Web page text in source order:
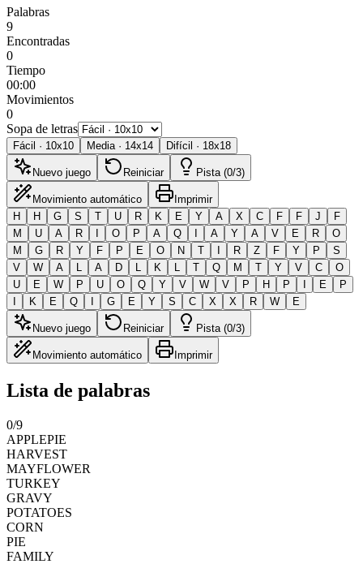
Palabras
9
Encontradas
0
Tiempo
00:00
Movimientos
0
Sopa de letras
Fácil · 10x10 Media · 14x14 Difícil · 18x18
Nuevo juego Reiniciar Pista (0/3)
Movimiento automático
Imprimir
H
H G S T U R K E Y A X C F F J
F
M
U A R I O P A Q I A Y A V E R
O
M
G R Y F P E O N T I R Z F Y P
S
V
W A L A D L K L T Q M T Y V C
O
U
E W P U O Q Y V W V P H P I E
P
I
K E Q I G E Y S C X X R W E
Nuevo juego Reiniciar Pista (0/3)
Movimiento automático Imprimir
Lista de palabras
0/9
APPLEPIE
HARVEST
MAYFLOWER
TURKEY
GRAVY
POTATOES
CORN
PIE
FAMILY